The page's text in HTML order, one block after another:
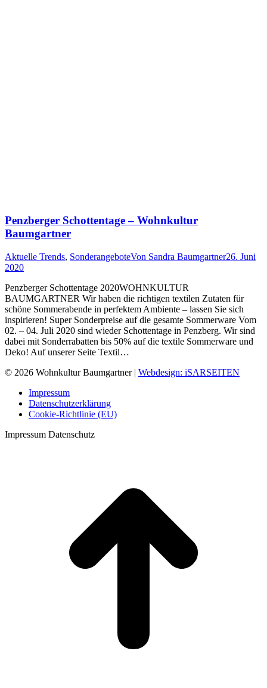
Penzberger Schottentage – Wohnkultur
Baumgartner
Aktuelle Trends, SonderangeboteVon Sandra Baumgartner26. Juni
2020
Penzberger Schottentage 2020WOHNKULTUR
BAUMGARTNER Wir haben die richtigen textilen Zutaten für
schöne Sommerabende in perfektem Ambiente – lassen Sie sich
inspirieren! Super Sonderpreise auf die gesamte Sommerware Vom
02. – 04. Juli 2020 sind wieder Schottentage in Penzberg. Wir sind
dabei mit Sonderrabatten bis 50% auf die textile Sommerware und
Deko! Auf unserer Seite Textil…
© 2026 Wohnkultur Baumgartner | Webdesign: iSARSEITEN
Impressum
Datenschutzerklärung
Cookie-Richtlinie (EU)
Impressum Datenschutz